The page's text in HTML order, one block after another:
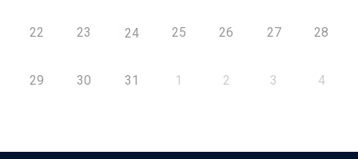
22 23 24 25 26 27 28
29 30 31 1 2 3 4